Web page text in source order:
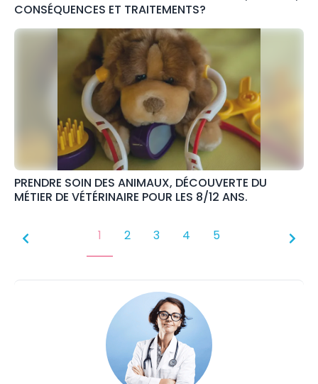
CONSÉQUENCES ET TRAITEMENTS?
PRENDRE SOIN DES ANIMAUX, DÉCOUVERTE DU
MÉTIER DE VÉTÉRINAIRE POUR LES 8/12 ANS.
1 2 3 4 5